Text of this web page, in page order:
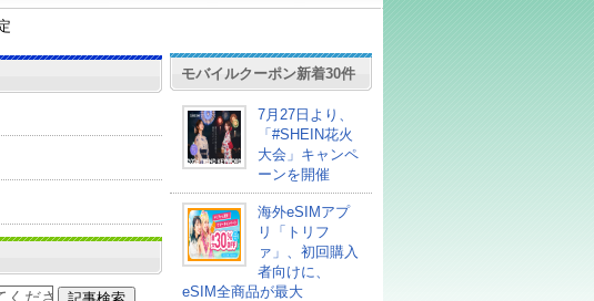
モバイルクーポン新着30件
7月27日より、
「#SHEIN花火
大会」キャンペ
ーンを開催
海外eSIMアプ
リ「トリフ
ァ」、初回購入
者向けに、
eSIM全商品が最大